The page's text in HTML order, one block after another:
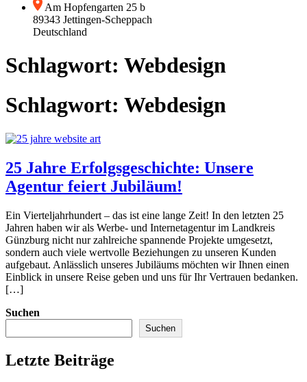
Am Hopfengarten 25 b
89343 Jettingen-Scheppach
Deutschland
Schlagwort: Webdesign
Schlagwort: Webdesign
25 Jahre Erfolgsgeschichte: Unsere
Agentur feiert Jubiläum!
Ein Vierteljahrhundert – das ist eine lange Zeit! In den letzten 25
Jahren haben wir als Werbe- und Internetagentur im Landkreis
Günzburg nicht nur zahlreiche spannende Projekte umgesetzt,
sondern auch viele wertvolle Beziehungen zu unseren Kunden
aufgebaut. Anlässlich unseres Jubiläums möchten wir Ihnen einen
Einblick in unsere Reise geben und uns für Ihr Vertrauen bedanken.
[…]
Suchen
Suchen
Letzte Beiträge